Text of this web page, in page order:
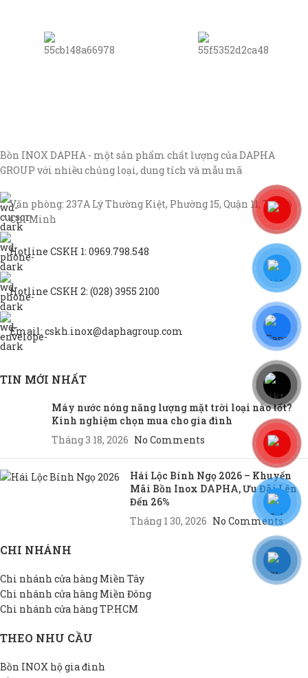
Bồn INOX DAPHA - một sản phẩm chất lượng của DAPHA
GROUP với nhiều chủng loại, dung tích và mẫu mã
Văn phòng: 237A Lý Thường Kiệt, Phường 15, Quận 11, TP Hồ
Chí Minh
Hotline CSKH 1: 0969.798.548
Hotline CSKH 2: (028) 3955 2100
Email: cskh.inox@daphagroup.com
TIN MỚI NHẤT
Máy nước nóng năng lượng mặt trời loại nào tốt?
Kinh nghiệm chọn mua cho gia đình
Tháng 3 18, 2026 No Comments
Hái Lộc Bính Ngọ 2026 – Khuyến
Mãi Bồn Inox DAPHA, Ưu Đãi Lên
Đến 26%
Tháng 1 30, 2026 No Comments
CHI NHÁNH
Chi nhánh cửa hàng Miền Tây
Chi nhánh cửa hàng Miền Đông
Chi nhánh cửa hàng TP.HCM
THEO NHU CẦU
Bồn INOX hộ gia đình